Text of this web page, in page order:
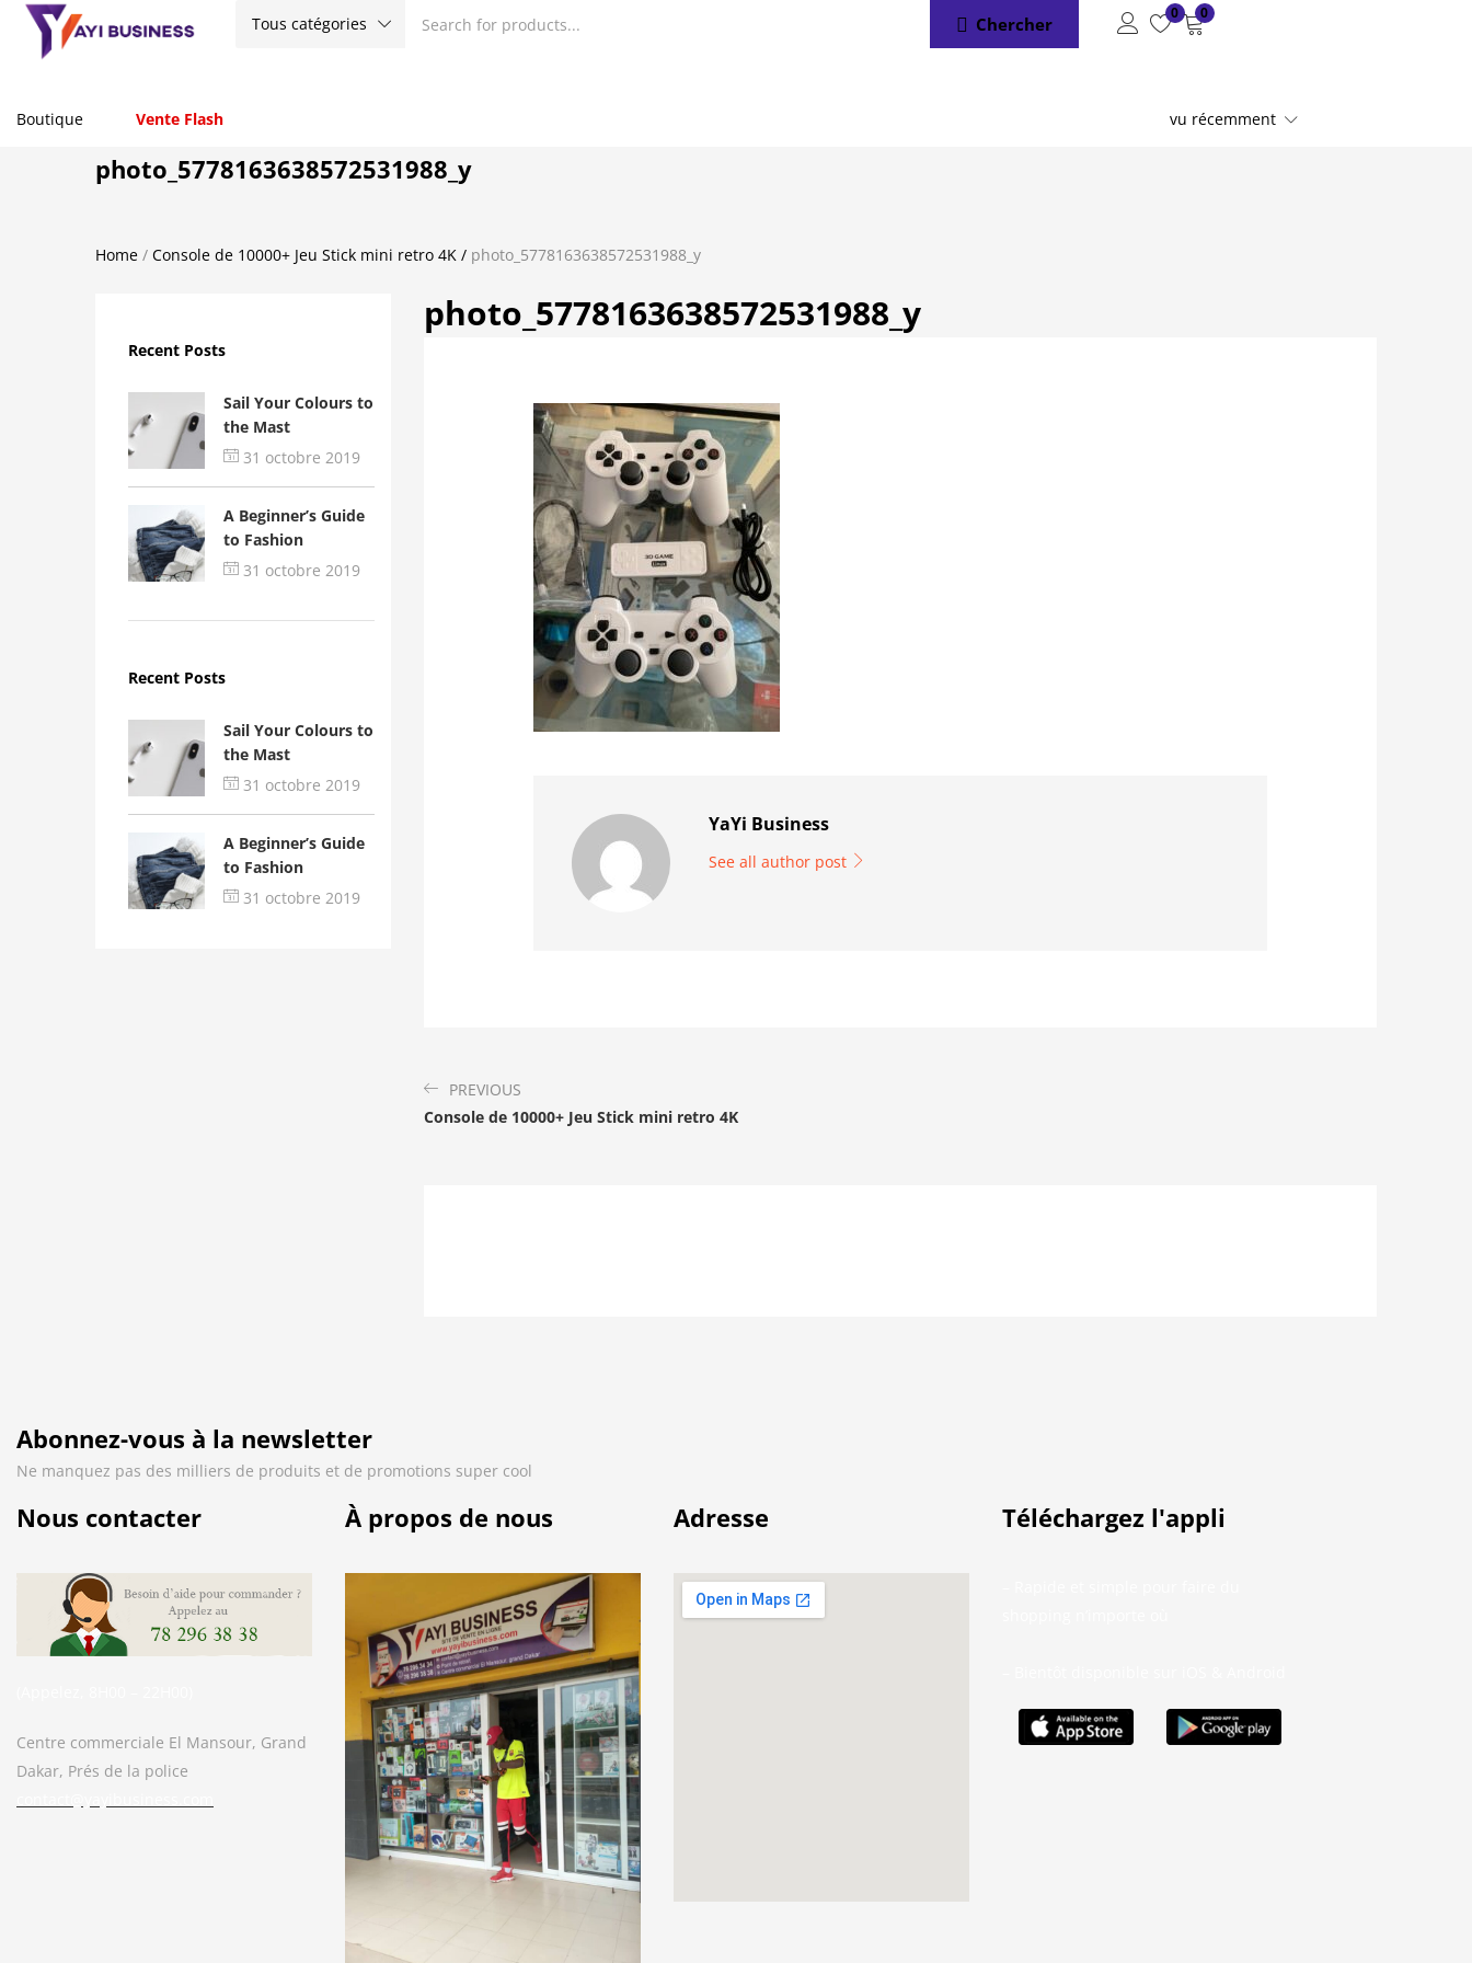
Tous catégories Chercher
0 0
Boutique Vente Flash vu récemment
photo_5778163638572531988_y
Home / Console de 10000+ Jeu Stick mini retro 4K / photo_5778163638572531988_y
Recent Posts
Sail Your Colours to
the Mast
31 octobre 2019
A Beginner’s Guide
to Fashion
31 octobre 2019
Recent Posts
Sail Your Colours to
the Mast
31 octobre 2019
A Beginner’s Guide
to Fashion
31 octobre 2019
photo_5778163638572531988_y
YaYi Business
See all author post
PREVIOUS
Console de 10000+ Jeu Stick mini retro 4K
Abonnez-vous à la newsletter
Ne manquez pas des milliers de produits et de promotions super cool
Nous contacter
Centre commerciale El Mansour, Grand
Dakar, Prés de la police
À propos de nous Adresse Téléchargez l'appli
Bonjour. En quoi puis-je vous aider ?